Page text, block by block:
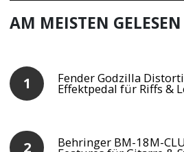
AM MEISTEN GELESEN
Fender Godzilla
Effektpedal für Riffs &
Behringer BM-18M-